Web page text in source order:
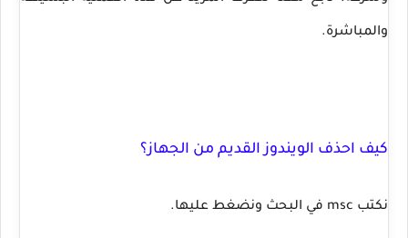
والمباشرة.
كيف احذف الويندوز القديم من الجهاز؟
نكتب msc في البحث ونضغط عليها.